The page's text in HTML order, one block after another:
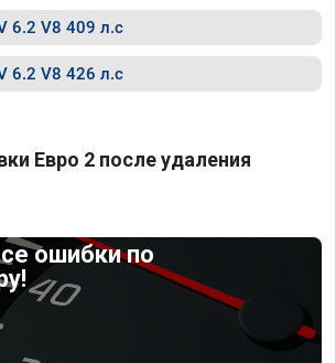
6.2 V8 409 л.с
6.2 V8 426 л.с
Евро 2 после удаления
ошибки по